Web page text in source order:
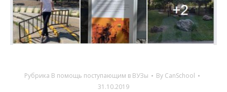
Рубрика В помощь поступающим в ВУЗы By CanSchool
31.10.2019